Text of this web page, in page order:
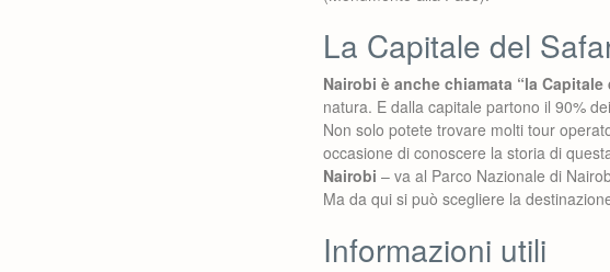
La Capitale del
Nairobi è anche chiamata “la Capitale
natura. E dalla capitale partono il 90%
Non solo potete trovare molti tour
occasione di conoscere la storia di
Nairobi – va al Parco Nazionale di
Ma da qui si può scegliere la
Informazioni utili